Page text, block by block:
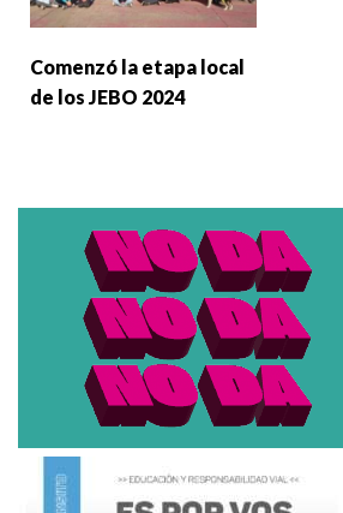
Comenzó la etapa local
de los JEBO 2024